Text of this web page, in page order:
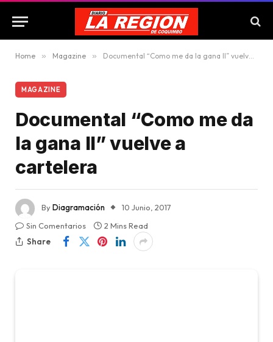
Home » Magazine » Documental “Como me da la gana II” vuelve a cartelera
MAGAZINE
Documental “Como me da
la gana II” vuelve a
cartelera
ByDiagramación
10 Junio, 2017
Sin Comentarios
2 Mins Read
Share